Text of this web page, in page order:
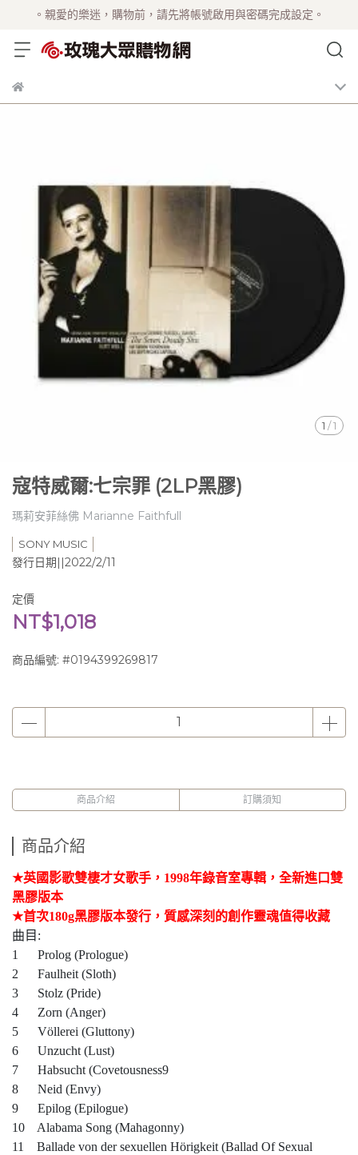
。親愛的樂迷，購物前，請先將帳號啟用與密碼完成設定。
1 /1
寇特威爾:七宗罪 (2LP黑膠)
瑪莉安菲絲佛 Marianne Faithfull
SONY MUSIC
發行日期||2022/2/11
定價
NT$1,018
商品編號: #0194399269817
商品介紹 訂購須知
商品介紹
★英國影歌雙棲才女歌手， 1998年錄音室專輯，全新進口雙
黑膠版本
★首次180g黑膠版本發行，質感深刻的創作靈魂值得收藏
曲目 :
1 Prolog (Prologue)
2 Faulheit (Sloth)
3 Stolz (Pride)
4 Zorn (Anger)
5 Völlerei (Gluttony)
6 Unzucht (Lust)
7 Habsucht (Covetousness9
8 Neid (Envy)
9 Epilog (Epilogue)
10 Alabama Song (Mahagonny)
11 Ballade von der sexuellen Hörigkeit (Ballad Of Sexual